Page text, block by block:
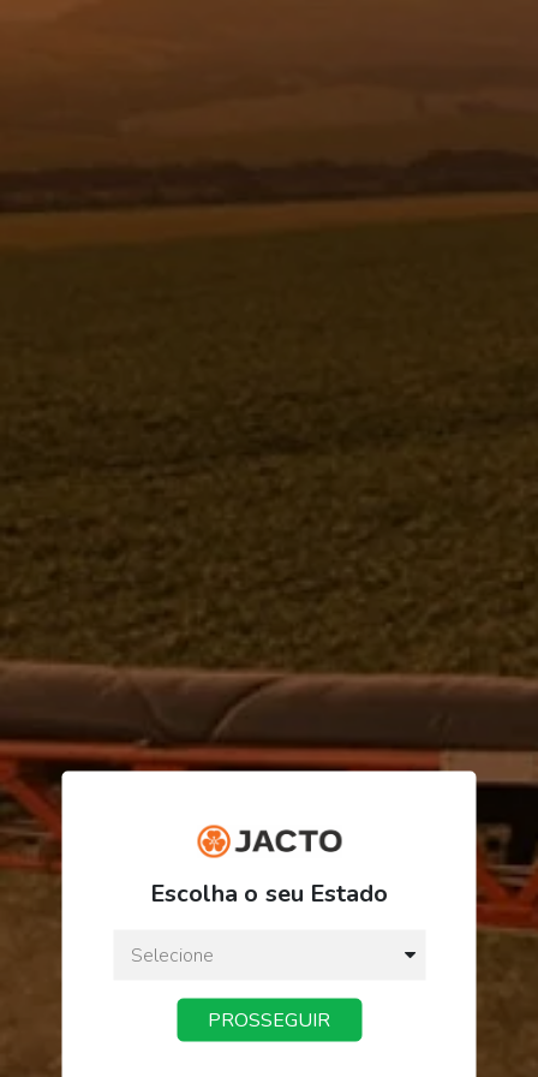
FILTRO DE SUCÇÃO DO CIRCUITO
R$ 639,87
ou3xde R$ 213,29
Preço a vista:
Escolha o seu Estado
PROSSEGUIR